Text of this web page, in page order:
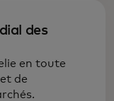
des
en toute
de